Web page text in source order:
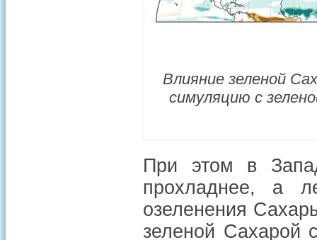
Влияние зеленой
симуляцию с
При этом в
прохладнее, а
озеленения
зеленой Сахарой